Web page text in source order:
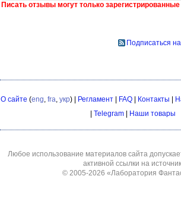
Писать отзывы могут только
Подписаться
О сайте (eng, fra, укр) | Регламент| FAQ| Контакты
Telegram Наши товары
Любое использование материалов сайта
активной ссылки на
© 2005-2026 «Лаборатория